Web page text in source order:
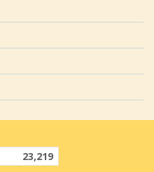
23,219